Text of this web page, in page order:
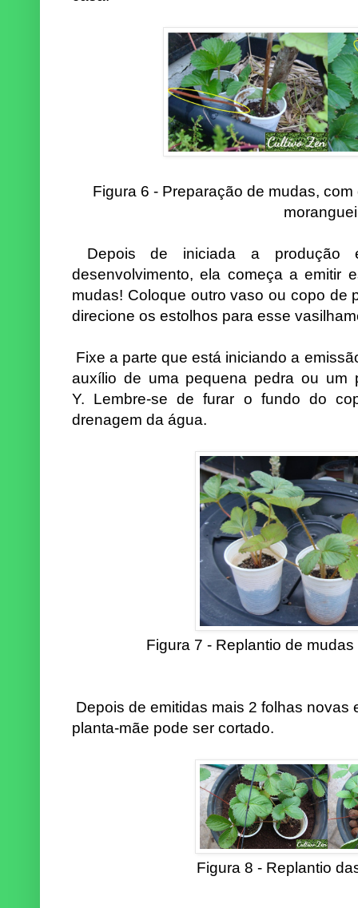
Figura 6 - Preparação de mudas,
Depois de iniciada a produção
desenvolvimento, ela começa a emitir
mudas! Coloque outro vaso ou copo
direcione os estolhos para esse
Fixe a parte que está iniciando a
auxílio de uma pequena pedra ou um
Y. Lembre-se de furar o fundo do
drenagem da água.
Figura 7 - Replantio de
Depois de emitidas mais 2 folhas novas
planta-mãe pode ser cortado.
Figura 8 - Replantio